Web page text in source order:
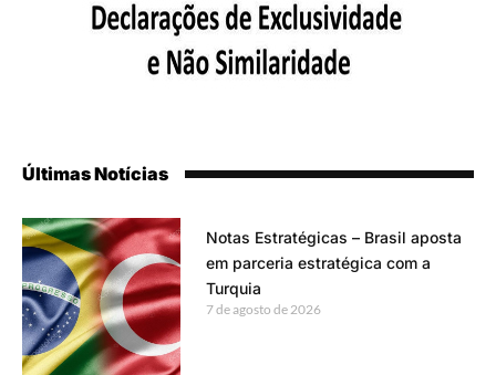
Últimas Notícias
Notas Estratégicas – Brasil aposta
em parceria estratégica com a
Turquia
7 de agosto de 2026